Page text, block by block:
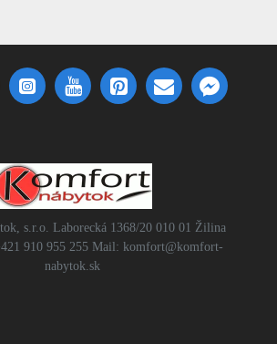
s.r.o. Laborecká 1368/20 010 01 Žilina
910 955 255 Mail: komfort@komfort-
nabytok.sk